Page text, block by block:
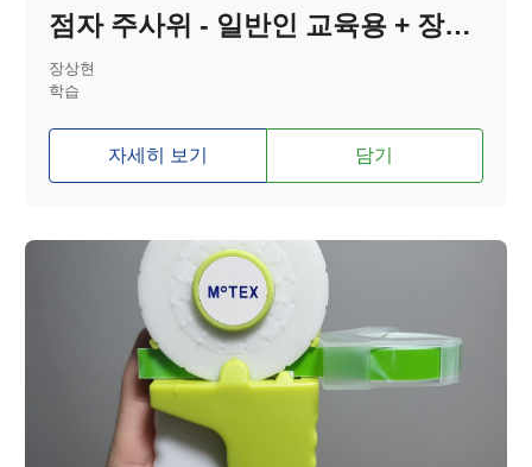
점자 주사위 - 일반인 교육용 + 장애인 사용 가능
장상현
학습
자세히 보기 담기